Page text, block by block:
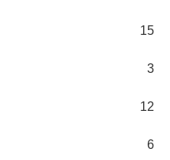
15
3
12
6